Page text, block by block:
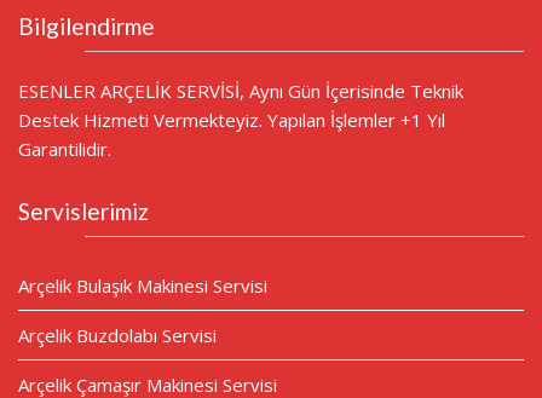
Bilgilendirme
ESENLER ARÇELİK SERVİSİ, Aynı Gün İçerisinde Teknik
Destek Hizmeti Vermekteyiz. Yapılan İşlemler +1 Yıl
Garantilidir.
Servislerimiz
Arçelik Bulaşık Makinesi Servisi
Arçelik Buzdolabı Servisi
Arçelik Çamaşır Makinesi Servisi